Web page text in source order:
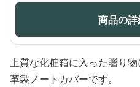
商品の
上質な化粧箱に入った贈り
革製ノートカバーです。